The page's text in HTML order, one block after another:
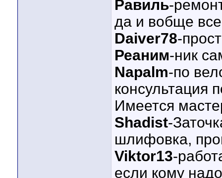
Равиль-
да и вобще
Daiver78-
Реаним-ник
Napalm-по
консультация
Имеется
Shadist-
шлифовка,
Viktor13-
если кому